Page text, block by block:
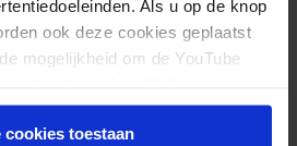
Als u op de knop
ook deze cookies geplaatst
mogelijkheid om de YouTube
cookies toestaan